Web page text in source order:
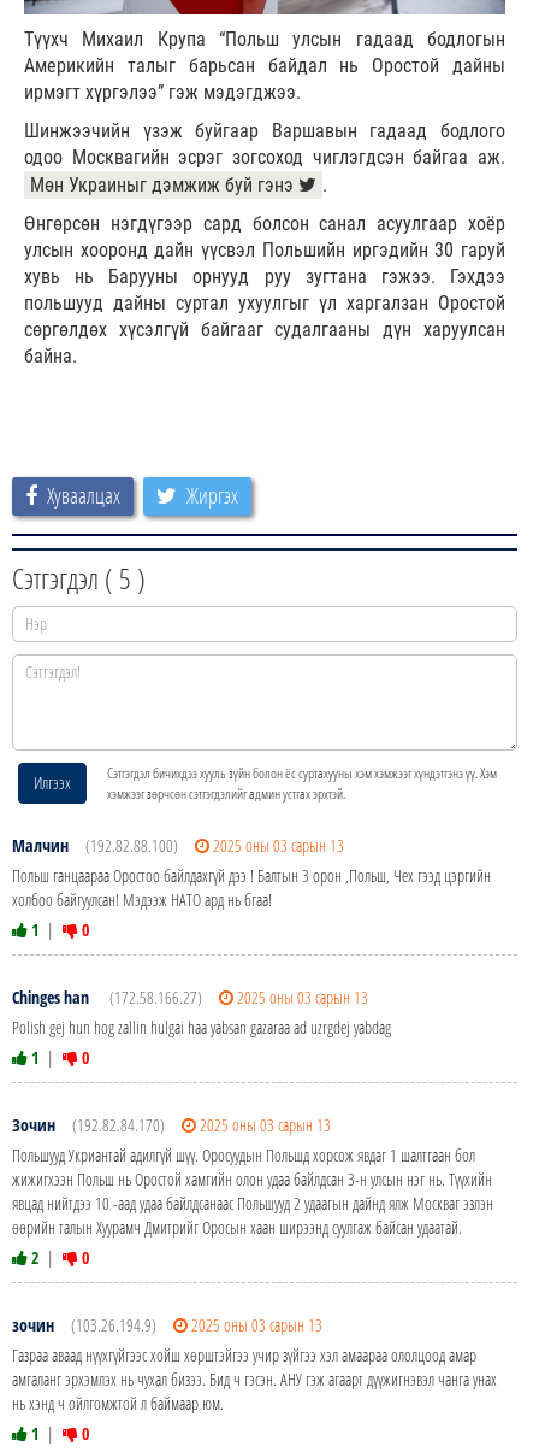
Түүхч Михаил Крупа “Польш улсын гадаад бодлогын
Америкийн талыг барьсан байдал нь Оростой дайны
ирмэгт хүргэлээ” гэж мэдэгджээ.
Шинжээчийн үзэж буйгаар Варшавын гадаад бодлого
одоо Москвагийн эсрэг зогсоход чиглэгдсэн байгаа аж.
Мөн Украиныг дэмжиж буй гэнэ
.
Өнгөрсөн нэгдүгээр сард болсон санал асуулгаар хоёр
улсын хооронд дайн үүсвэл Польшийн иргэдийн 30 гаруй
хувь нь Барууны орнууд руу зугтана гэжээ. Гэхдээ
польшууд дайны суртал ухуулгыг үл харгалзан Оростой
сөргөлдөх хүсэлгүй байгааг судалгааны дүн харуулсан
байна.
Хуваалцах Жиргэх
Сэтгэгдэл ( 5 )
Илгээх
Сэтгэгдэл бичихдээ хууль зүйн болон ёс суртахууны хэм хэмжээг хүндэтгэнэ үү. Хэм
хэмжээг зөрчсөн сэтгэгдэлийг админ устгах эрхтэй.
Малчин (192.82.88.100)
2025 оны 03 сарын 13
Польш ганцаараа Оростоо байлдахгүй дээ ! Балтын 3 орон ,Польш, Чех гээд цэргийн
холбоо байгуулсан! Мэдээж НАТО ард нь бгаа!
1 | 0
Chinges han (172.58.166.27)
2025 оны 03 сарын 13
Polish gej hun hog zallin hulgai haa yabsan gazaraa ad uzrgdej yabdag
1 | 0
Зочин (192.82.84.170)
2025 оны 03 сарын 13
Польшууд Укриантай адилгүй шүү. Оросуудын Польшд хорсож явдаг 1 шалтгаан бол
жижигхээн Польш нь Оростой хамгийн олон удаа байлдсан 3-н улсын нэг нь. Түүхийн
явцад нийтдээ 10 -аад удаа байлдсанаас Польшууд 2 удаагын дайнд ялж Москваг эзлэн
өөрийн талын Хуурамч Дмитрийг Оросын хаан ширээнд суулгаж байсан удаатай.
2 | 0
зочин (103.26.194.9)
2025 оны 03 сарын 13
Газраа аваад нүүхгүйгээс хойш хөрштэйгээ учир зүйгээ хэл амаараа ололцоод амар
амгаланг эрхэмлэх нь чухал бизээ. Бид ч гэсэн. АНУ гэж агаарт дүүжигнэвэл чанга унах
нь хэнд ч ойлгомжтой л баймаар юм.
1 | 0